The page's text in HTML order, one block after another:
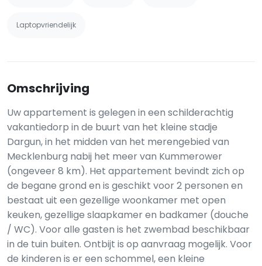
Laptopvriendelijk
Omschrijving
Uw appartement is gelegen in een schilderachtig
vakantiedorp in de buurt van het kleine stadje
Dargun, in het midden van het merengebied van
Mecklenburg nabij het meer van Kummerower
(ongeveer 8 km). Het appartement bevindt zich op
de begane grond en is geschikt voor 2 personen en
bestaat uit een gezellige woonkamer met open
keuken, gezellige slaapkamer en badkamer (douche
/ WC). Voor alle gasten is het zwembad beschikbaar
in de tuin buiten. Ontbijt is op aanvraag mogelijk. Voor
de kinderen is er een schommel, een kleine